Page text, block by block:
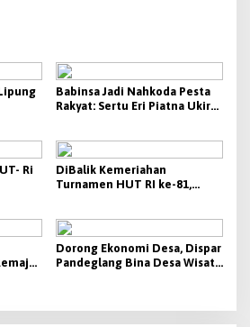
Babinsa Jadi Nahkoda Pesta
Rakyat: Sertu Eri Piatna Ukir
DiBalik Kemeriahan
Turnamen HUT RI ke-81,
Lapangan
Dorong Ekonomi Desa, Dispar
Pandeglang Bina Desa Wisata